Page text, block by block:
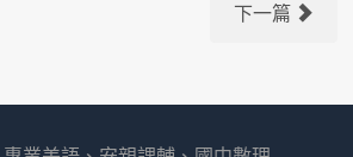
下一篇